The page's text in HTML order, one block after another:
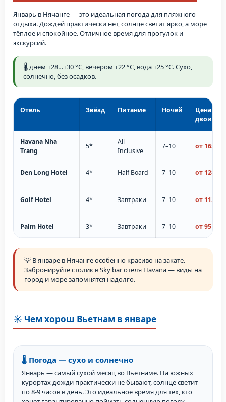
Январь в Нячанге — это идеальная погода для пляжного
отдыха. Дождей практически нет, солнце светит ярко, а море
тёплое и спокойное. Отличное время для прогулок и
экскурсий.
🌡️ днём +28…+30 °C, вечером +22 °C, вода +25 °C. Сухо,
солнечно, без осадков.
Отель Звёзд Питание Ночей
Цена на
двоих
Havana Nha
Trang
5*
All
Inclusive
7–10 от 165
Den Long Hotel 4* Half Board 7–10 от 128
Golf Hotel 4* Завтраки 7–10 от 112
Palm Hotel 3* Завтраки 7–10 от 95 000
💡 В январе в Нячанге особенно красиво на закате.
Забронируйте столик в Sky bar отеля Havana — виды на
город и море запомнятся надолго.
☀️ Чем хорош Вьетнам в январе
🌡️ Погода — сухо и солнечно
Январь — самый сухой месяц во Вьетнаме. На южных
курортах дожди практически не бывают, солнце светит
по 8-9 часов в день. Это идеальное время для тех, кто